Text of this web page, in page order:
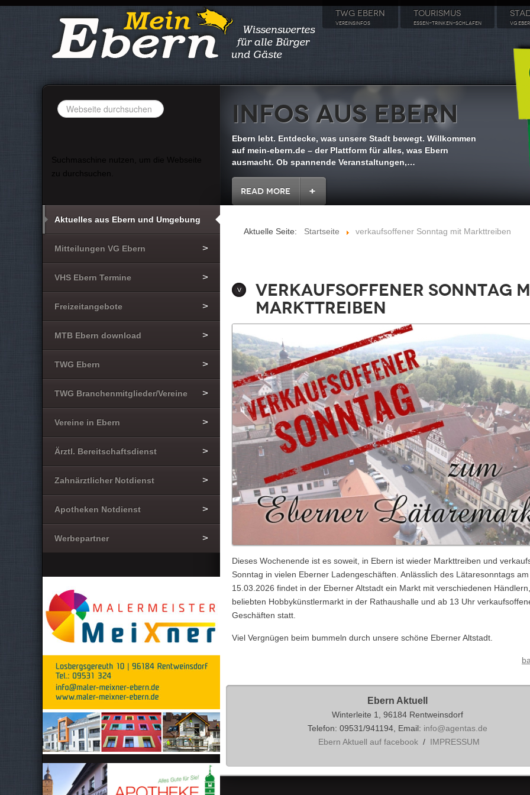
TWG EBERN
VEREINSINFOS
TOURISMUS
ESSEN-TRINKEN-SCHLAFEN VG
Suchen
...
Suchmaschine nutzen, um die Webseite
zu durchsuchen.
Infos aus Ebern
Ebern lebt. Entdecke, was unsere Stadt bewegt. Willkommen
auf mein-ebern.de – der Plattform für alles, was Ebern
ausmacht. Ob spannende Veranstaltungen,…
Read More
Aktuelle Seite: Startseite verkaufsoffener Sonntag mit Markttreiben
verkaufsoffener Sonntag
Markttreiben
Dieses Wochenende ist es soweit, in Ebern ist wieder Markttreiben und
Sonntag in vielen Eberner Ladengeschäften. Anlässlich des Lätaresonntags am
15.03.2026 findet in der Eberner Altstadt ein Markt mit verschiedenen
beliebten Hobbykünstlermarkt in der Rathaushalle und ab 13 Uhr
Geschäften statt.
Viel Vergnügen beim bummeln durch unsere schöne Eberner Altstadt.
Ebern Aktuell
Winterleite 1, 96184 Rentweinsdorf
Telefon: 09531/941194, Email: info@agentas.de
Ebern Aktuell auf facebook/ IMPRESSUM
Aktuelles aus Ebern und Umgebung
Mitteilungen VG Ebern
VHS Ebern Termine
Freizeitangebote
MTB Ebern download
TWG Ebern
TWG Branchenmitglieder/Vereine
Vereine in Ebern
Ärztl. Bereitschaftsdienst
Zahnärztlicher Notdienst
Apotheken Notdienst
Werbepartner